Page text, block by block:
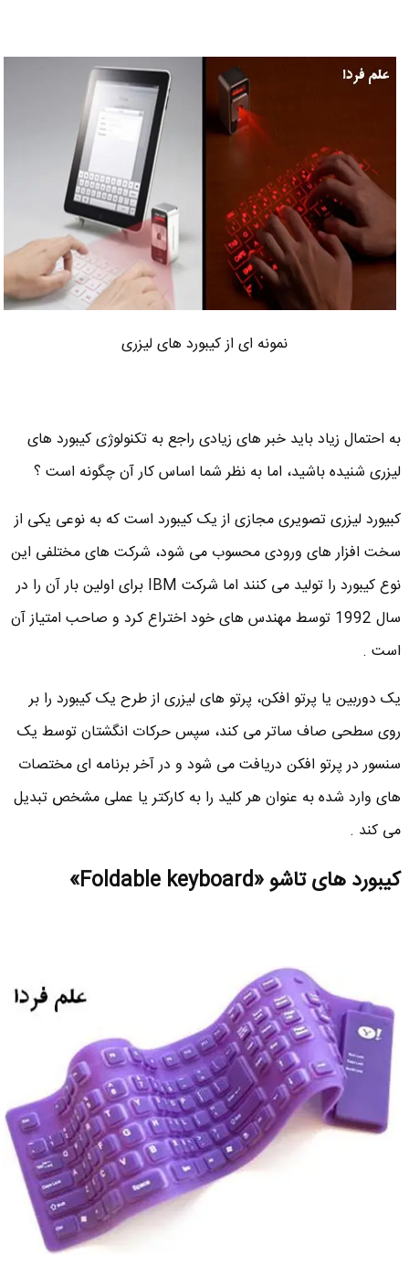
نمونه ای از کیبورد های لیزری
به احتمال زیاد باید خبر های زیادی راجع به تکنولوژی کیبورد های
لیزری شنیده باشید، اما به نظر شما اساس کار آن چگونه است ؟
کبیورد لیزری تصویری مجازی از یک کیبورد است که به نوعی یکی از
سخت افزار های ورودی محسوب می شود، شرکت های مختلفی این
نوع کیبورد را تولید می کنند اما شرکت IBM برای اولین بار آن را در
سال 1992 توسط مهندس های خود اختراع کرد و صاحب امتیاز آن
است .
یک دوربین یا پرتو افکن، پرتو های لیزری از طرح یک کیبورد را بر
روی سطحی صاف ساتر می کند، سپس حرکات انگشتان توسط یک
سنسور در پرتو افکن دریافت می شود و در آخر برنامه ای مختصات
های وارد شده به عنوان هر کلید را به کارکتر یا عملی مشخص تبدیل
می کند .
کیبورد های تاشو «Foldable keyboard»